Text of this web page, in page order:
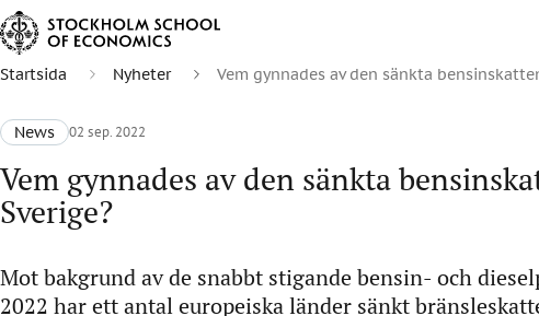
Startsida Nyheter Vem gynnades av den sänkta
News 02 sep. 2022
Vem gynnades av den sänkta
Sverige?
Mot bakgrund av de snabbt stigande bensin- och
2022 har ett antal europeiska länder sänkt